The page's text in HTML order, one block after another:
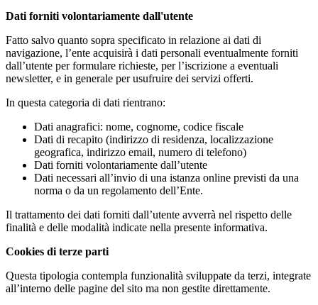
Dati forniti volontariamente dall'utente
Fatto salvo quanto sopra specificato in relazione ai dati di
navigazione, l’ente acquisirà i dati personali eventualmente forniti
dall’utente per formulare richieste, per l’iscrizione a eventuali
newsletter, e in generale per usufruire dei servizi offerti.
In questa categoria di dati rientrano:
Dati anagrafici: nome, cognome, codice fiscale
Dati di recapito (indirizzo di residenza, localizzazione
geografica, indirizzo email, numero di telefono)
Dati forniti volontariamente dall’utente
Dati necessari all’invio di una istanza online previsti da una
norma o da un regolamento dell’Ente.
Il trattamento dei dati forniti dall’utente avverrà nel rispetto delle
finalità e delle modalità indicate nella presente informativa.
Cookies di terze parti
Questa tipologia contempla funzionalità sviluppate da terzi, integrate
all’interno delle pagine del sito ma non gestite direttamente.